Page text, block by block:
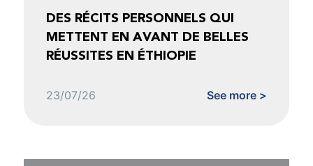
DES RÉCITS PERSONNELS QUI
METTENT EN AVANT DE BELLES
RÉUSSITES EN ÉTHIOPIE
23/07/26 See more >